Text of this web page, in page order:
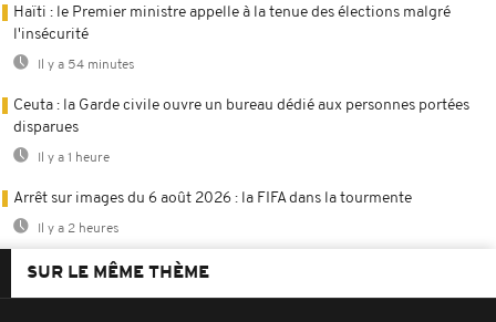
Haïti : le Premier ministre appelle à la tenue des élections malgré
l'insécurité
Il y a 54 minutes
Ceuta : la Garde civile ouvre un bureau dédié aux personnes portées
disparues
Il y a 1 heure
Arrêt sur images du 6 août 2026 : la FIFA dans la tourmente
Il y a 2 heures
SUR LE MÊME THÈME